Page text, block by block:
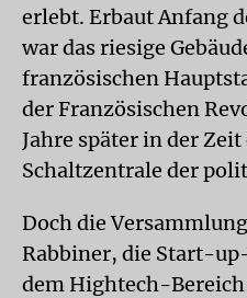
erlebt. Erbaut Anfang
war das riesige
französischen
der Französischen
Jahre später in der
Schaltzentrale der
Doch die
Rabbiner, die Start-
dem Hightech-